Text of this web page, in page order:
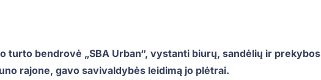
turto bendrovė „SBA Urban“, vystanti biurų, sandėlių ir prekybos
rajone, gavo savivaldybės leidimą jo plėtrai.